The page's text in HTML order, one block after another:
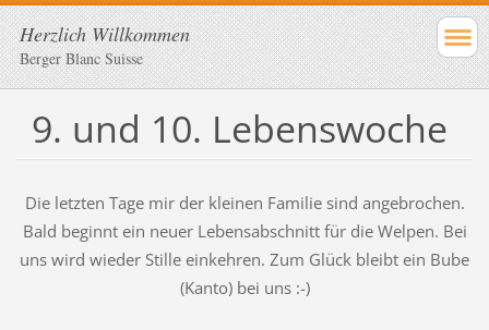
Herzlich Willkommen
Berger Blanc Suisse
9. und 10. Lebenswoche
Die letzten Tage mir der kleinen Familie sind angebrochen.
Bald beginnt ein neuer Lebensabschnitt für die Welpen. Bei
uns wird wieder Stille einkehren. Zum Glück bleibt ein Bube
(Kanto) bei uns :-)